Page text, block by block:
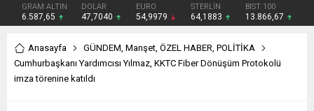
GRAM ALTIN
6.587,65
DOLAR
47,7040
EURO
54,9979
STERLİN
64,1883
BIST 100
13.866,67
Anasayfa GÜNDEM, Manşet, ÖZEL HABER, POLİTİKA
Cumhurbaşkanı Yardımcısı Yılmaz, KKTC Fiber Dönüşüm Protokolü
imza törenine katıldı